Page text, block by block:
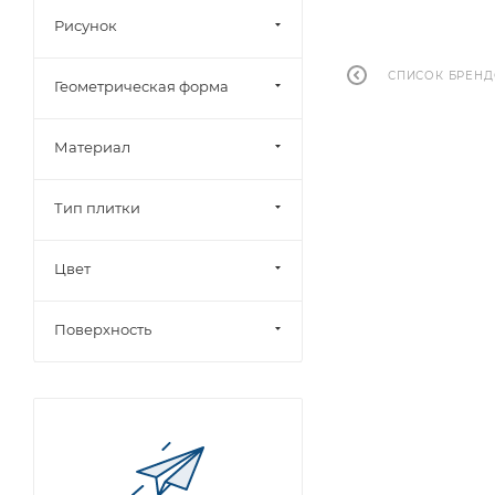
СПИСОК
Рисунок
Геометрическая форма
Материал
Тип плитки
Цвет
Поверхность